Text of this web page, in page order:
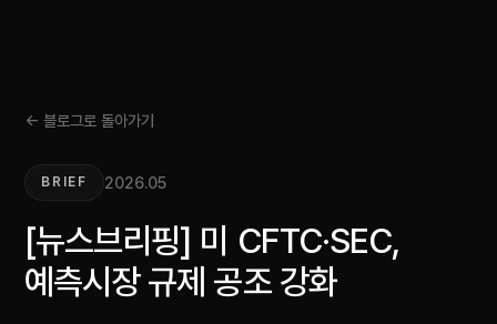
← 블로그로 돌아가기
BRIEF 2026.05
[뉴스브리핑] 미 CFTC·SEC,
예측시장 규제 공조 강화